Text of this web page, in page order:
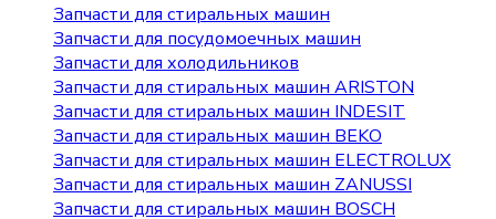
Запчасти для стиральных машин
Запчасти для посудомоечных машин
Запчасти для холодильников
Запчасти для стиральных машин ARISTON
Запчасти для стиральных машин INDESIT
Запчасти для стиральных машин BEKO
Запчасти для стиральных машин ELECTROLUX
Запчасти для стиральных машин ZANUSSI
Запчасти для стиральных машин BOSCH